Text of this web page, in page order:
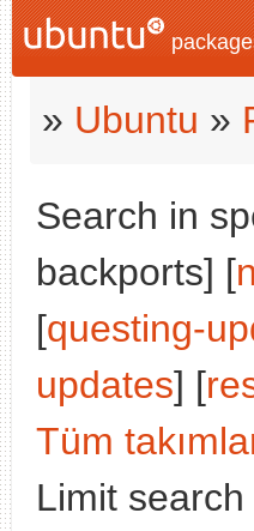
» Ubuntu »
Search in
backports] [
[questing-
updates] [
Tüm
Limit